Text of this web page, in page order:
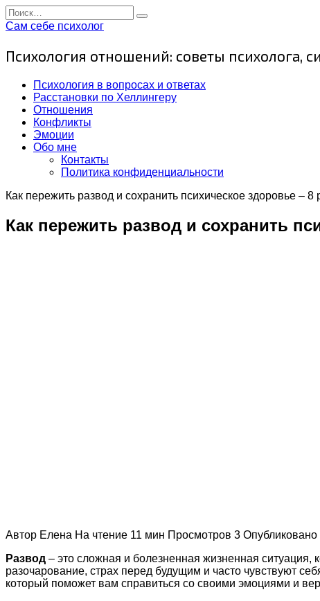
Перейти
к
Search
for:
Сам себе психолог
Психология отношений: советы психолога,
Психология в вопросах и ответах
Расстановки по Хеллингеру
Отношения
Конфликты
Эмоции
Обо мне
Контакты
Политика конфиденциальности
Как пережить развод и сохранить психическое здоровье –
Как пережить развод и сохранить
Автор Елена На чтение 11 мин Просмотров 3 Опубликовано
Развод – это сложная и болезненная жизненная ситуация,
разочарование, страх перед будущим и часто чувствуют
который поможет вам справиться со своими эмоциями и